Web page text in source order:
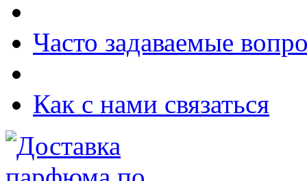
Часто задаваемые
Как с нами связаться